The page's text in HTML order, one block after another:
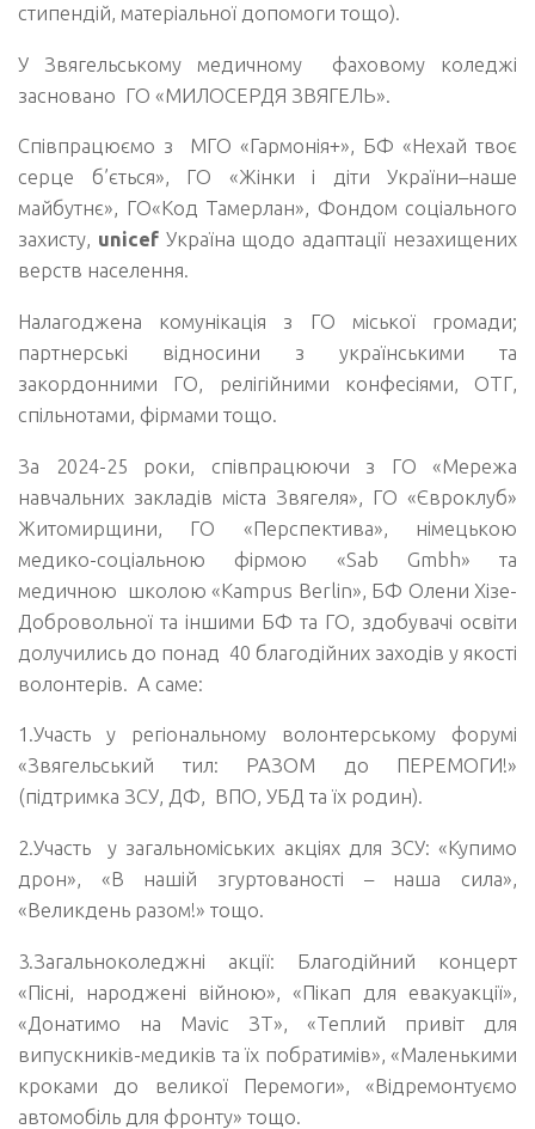
стипендій, матеріальної допомоги тощо).
У Звягельському медичному фаховому коледжі
засновано ГО «МИЛОСЕРДЯ ЗВЯГЕЛЬ».
Співпрацюємо з МГО «Гармонія+», БФ «Нехай твоє
серце б’ється», ГО «Жінки і діти України–наше
майбутнє», ГО«Код Тамерлан», Фондом соціального
захисту, unicefУкраїна щодо адаптації незахищених
верств населення.
Налагоджена комунікація з ГО міської громади;
партнерські відносини з українськими та
закордонними ГО, релігійними конфесіями, ОТГ,
спільнотами, фірмами тощо.
За 2024-25 роки, співпрацюючи з ГО «Мережа
навчальних закладів міста Звягеля», ГО «Євроклуб»
Житомирщини, ГО «Перспектива», німецькою
медико-соціальною фірмою «Sab Gmbh» та
медичною школою «Kampus Berlin», БФ Олени Хізе-
Добровольної та іншими БФ та ГО, здобувачі освіти
долучились до понад 40 благодійних заходів у якості
волонтерів. А саме:
1.Участь у регіональному волонтерському форумі
«Звягельський тил: РАЗОМ до ПЕРЕМОГИ!»
(підтримка ЗСУ, ДФ, ВПО, УБД та їх родин).
2.Участь у загальноміських акціях для ЗСУ: «Купимо
дрон», «В нашій згуртованості – наша сила»,
«Великдень разом!» тощо.
3.Загальноколеджні акції: Благодійний концерт
«Пісні, народжені війною», «Пікап для евакуакції»,
«Донатимо на Маvic ЗТ», «Теплий привіт для
випускників-медиків та їх побратимів», «Маленькими
кроками до великої Перемоги», «Відремонтуємо
автомобіль для фронту» тощо.